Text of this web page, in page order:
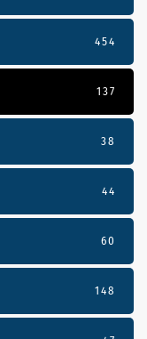
454
137
38
44
60
148